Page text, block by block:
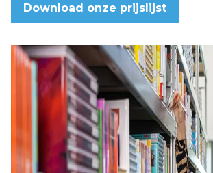
Download onze prijslijst